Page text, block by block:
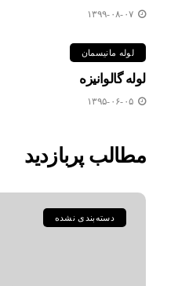
۱۳۹۹-۰۸-۰۷
لوله مانیسمان
لوله گالوانیزه
۱۳۹۵-۰۶-۰۵
مطالب پربازدید
دسته‌بندی نشده